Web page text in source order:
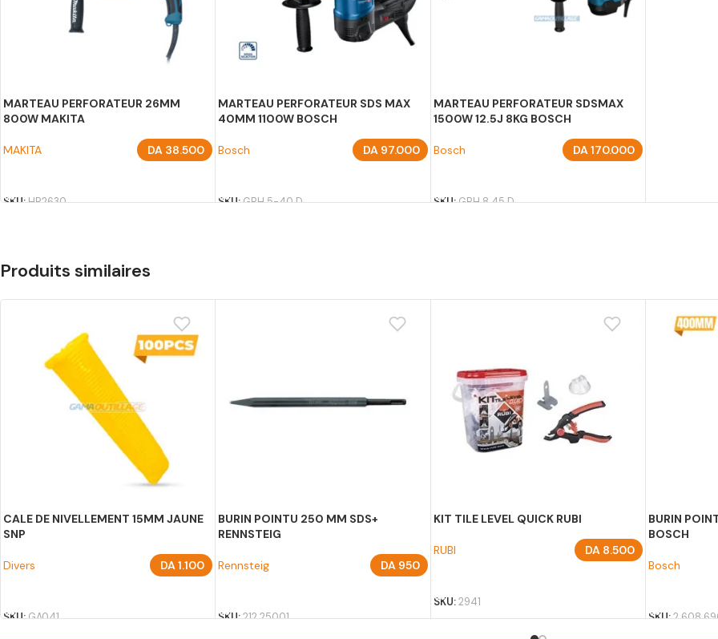
MARTEAU PERFORATEUR 26MM
800W MAKITA
MAKITA DA 38.500
SKU:HR2630
MARTEAU PERFORATEUR SDS MAX
40MM 1100W BOSCH
Bosch DA97.000
SKU:GBH 5-40 D
MARTEAU PERFORATEUR SDSMAX
1500W 12.5J 8KG BOSCH
Bosch DA170.000
SKU:GBH 8 45 D
Produits similaires
CALE DE NIVELLEMENT 15MM JAUNE
SNP
Divers DA1.100
SKU:GA041
BURIN POINTU 250 MM SDS+
RENNSTEIG
Rennsteig DA950
SKU:212 25001
KIT TILE LEVEL QUICK RUBI
RUBI DA 8.500
SKU:2941
BURIN
BOSCH
Bosch
SKU:2 608